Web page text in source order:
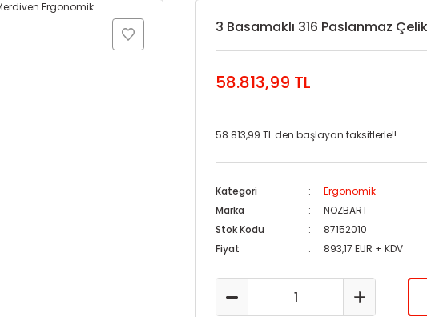
3 Basamaklı 316 Paslanmaz
58.813,99 TL
58.813,99 TL den başlayan taksitlerle!!
Kategori
Ergonomik
Marka
NOZBART
Stok Kodu
87152010
Fiyat
893,17 EUR + KDV